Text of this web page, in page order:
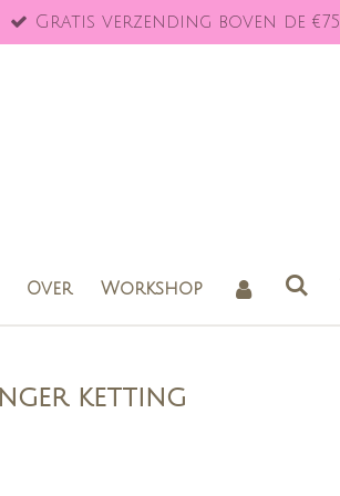
Gratis verzending boven de €75
Over Workshop
ketting